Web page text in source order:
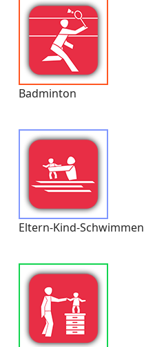
Badminton
Eltern-Kind-Schwimmen